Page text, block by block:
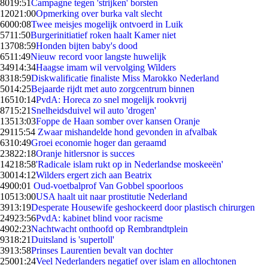
8019:51 Campagne tegen 'strijken' borsten
12021:00Opmerking over burka valt slecht
6000:08Twee meisjes mogelijk ontvoerd in Luik
5711:50Burgerinitiatief roken haalt Kamer niet
13708:59Honden bijten baby's dood
6511:49Nieuw record voor langste huwelijk
34914:34Haagse imam wil vervolging Wilders
8318:59Diskwalificatie finaliste Miss Marokko Nederland
5014:25Bejaarde rijdt met auto zorgcentrum binnen
16510:14PvdA: Horeca zo snel mogelijk rookvrij
8715:21 Snelheidsduivel wil auto 'drogen'
13513:03Foppe de Haan somber over kansen Oranje
29115:54 Zwaar mishandelde hond gevonden in afvalbak
6310:49Groei economie hoger dan geraamd
23822:18Oranje hitlersnor is succes
14218:58'Radicale islam rukt op in Nederlandse moskeeën'
30014:12Wilders ergert zich aan Beatrix
4900:01 Oud-voetbalprof Van Gobbel spoorloos
10513:00USA haalt uit naar prostitutie Nederland
3913:19Desperate Housewife geshockeerd door plastisch chirurgen
24923:56PvdA: kabinet blind voor racisme
4902:23Nachtwacht onthoofd op Rembrandtplein
9318:21Duitsland is 'supertoll'
3913:58Prinses Laurentien bevalt van dochter
25001:24Veel Nederlanders negatief over islam en allochtonen